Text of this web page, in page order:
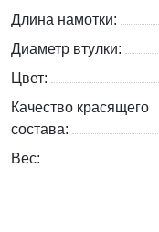
Длина намотки:
Диаметр втулки:
Цвет:
Качество красящего
состава:
Вес: